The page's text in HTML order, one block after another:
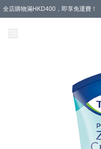
全店購物滿HKD400，即享免運費！